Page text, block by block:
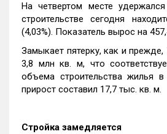
На четвертом месте удержался
строительстве сегодня
(4,03%). Показатель вырос на
Замыкает пятерку, как и прежде,
3,8 млн кв. м, что
объема строительства жилья в
прирост составил 17,7 тыс. кв. м.
Стройка замедляется